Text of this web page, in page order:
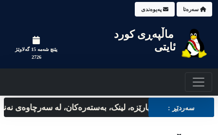
سه‌ره‌تا په‌یوه‌ندی
ماڵپه‌‌ڕی کورد
ئایتی
پێنچ شه‌مه‌ 15 گه‌لاوێژ
2726
هاککردن بپارێزه‌، لینک، بەستەرەکان، لە سەرچاوەی
سه‌ردێڕ :